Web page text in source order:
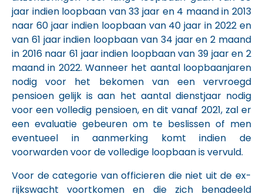
jaar indien loopbaan van 33 jaar en 4 maand in 2013
naar 60 jaar indien loopbaan van 40 jaar in 2022 en
van 61 jaar indien loopbaan van 34 jaar en 2 maand
in 2016 naar 61 jaar indien loopbaan van 39 jaar en 2
maand in 2022. Wanneer het aantal loopbaanjaren
nodig voor het bekomen van een vervroegd
pensioen gelijk is aan het aantal dienstjaar nodig
voor een volledig pensioen, en dit vanaf 2021, zal er
een evaluatie gebeuren om te beslissen of men
eventueel in aanmerking komt indien de
voorwarden voor de volledige loopbaan is vervuld.
Voor de categorie van officieren die niet uit de ex-
rijkswacht voortkomen en die zich benadeeld